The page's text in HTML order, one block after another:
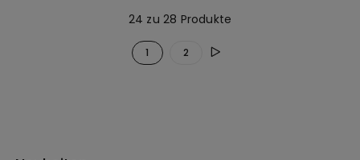
24 zu 28 Produkte
1 2